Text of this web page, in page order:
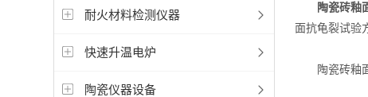
耐火材料检测仪器
快速升温电炉
陶瓷仪器设备
陶瓷砖釉
面抗龟裂试验
陶瓷砖釉面